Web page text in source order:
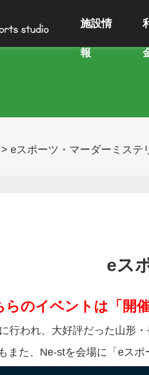
施設情
報
> eスポーツ・マーダーミステ
eス
らのイベントは「開
行われ、大好評だった山形
また、Ne-stを会場に「eスポ